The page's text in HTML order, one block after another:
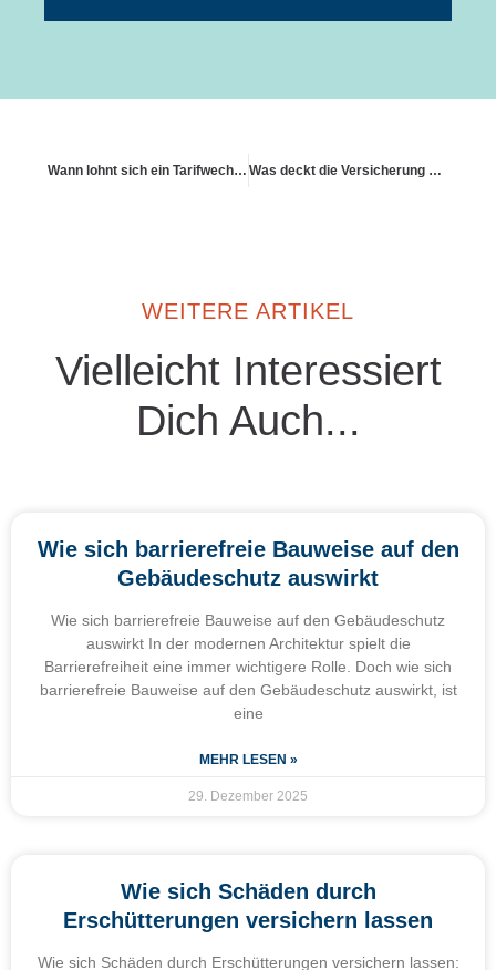
Wann lohnt sich ein Tarifwechsel? Was deckt die Versicherung bei Brand
WEITERE ARTIKEL
Vielleicht Interessiert
Dich Auch...
Wie sich barrierefreie Bauweise auf den
Gebäudeschutz auswirkt
Wie sich barrierefreie Bauweise auf den Gebäudeschutz
auswirkt In der modernen Architektur spielt die
Barrierefreiheit eine immer wichtigere Rolle. Doch wie sich
barrierefreie Bauweise auf den Gebäudeschutz auswirkt, ist
eine
MEHR LESEN »
29. Dezember 2025
Wie sich Schäden durch
Erschütterungen versichern lassen
Wie sich Schäden durch Erschütterungen versichern lassen: